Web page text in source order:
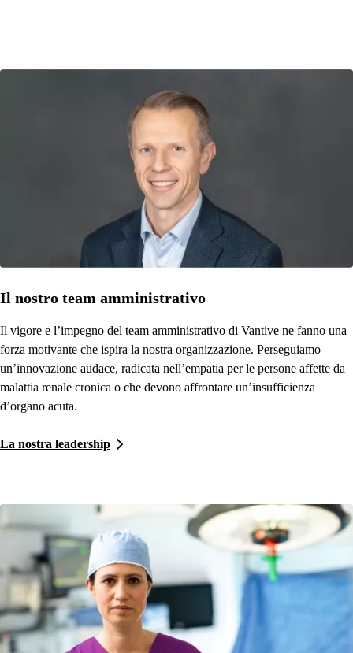
Il nostro team amministrativo
Il vigore e l’impegno del team amministrativo di Vantive ne fanno una
forza motivante che ispira la nostra organizzazione. Perseguiamo
un’innovazione audace, radicata nell’empatia per le persone affette da
malattia renale cronica o che devono affrontare un’insufficienza
d’organo acuta.
La nostra leadership